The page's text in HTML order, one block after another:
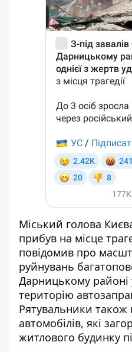
Міський голова
прибув на місце
повідомив про
руйнувань
Дарницькому
територію
Рятувальники також
автомобілів, які
житлового будинку